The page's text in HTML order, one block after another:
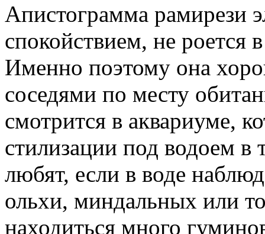
Апистограмма рамирези
спокойствием, не роется
Именно поэтому она
соседями по месту
смотрится в аквариуме,
стилизации под водоем в
любят, если в воде
ольхи, миндальных или
находиться много